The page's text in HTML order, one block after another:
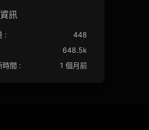
訊
:
448
648.5k
時間 :
1 個月前